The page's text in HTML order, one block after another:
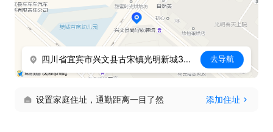
到的，谢谢~
四川省宜宾市兴文县古宋镇光明新城3号安置点17号楼0单元3层1号 去导航
设置家庭住址，通勤距离一目了然 添加住址